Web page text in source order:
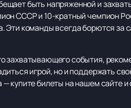
быть напряженной и
СССР и 10-кратный чемпион
Эти команды всегда борются
захватывающего события,
игрой, но и поддержать
— купите билеты на нашем сайте